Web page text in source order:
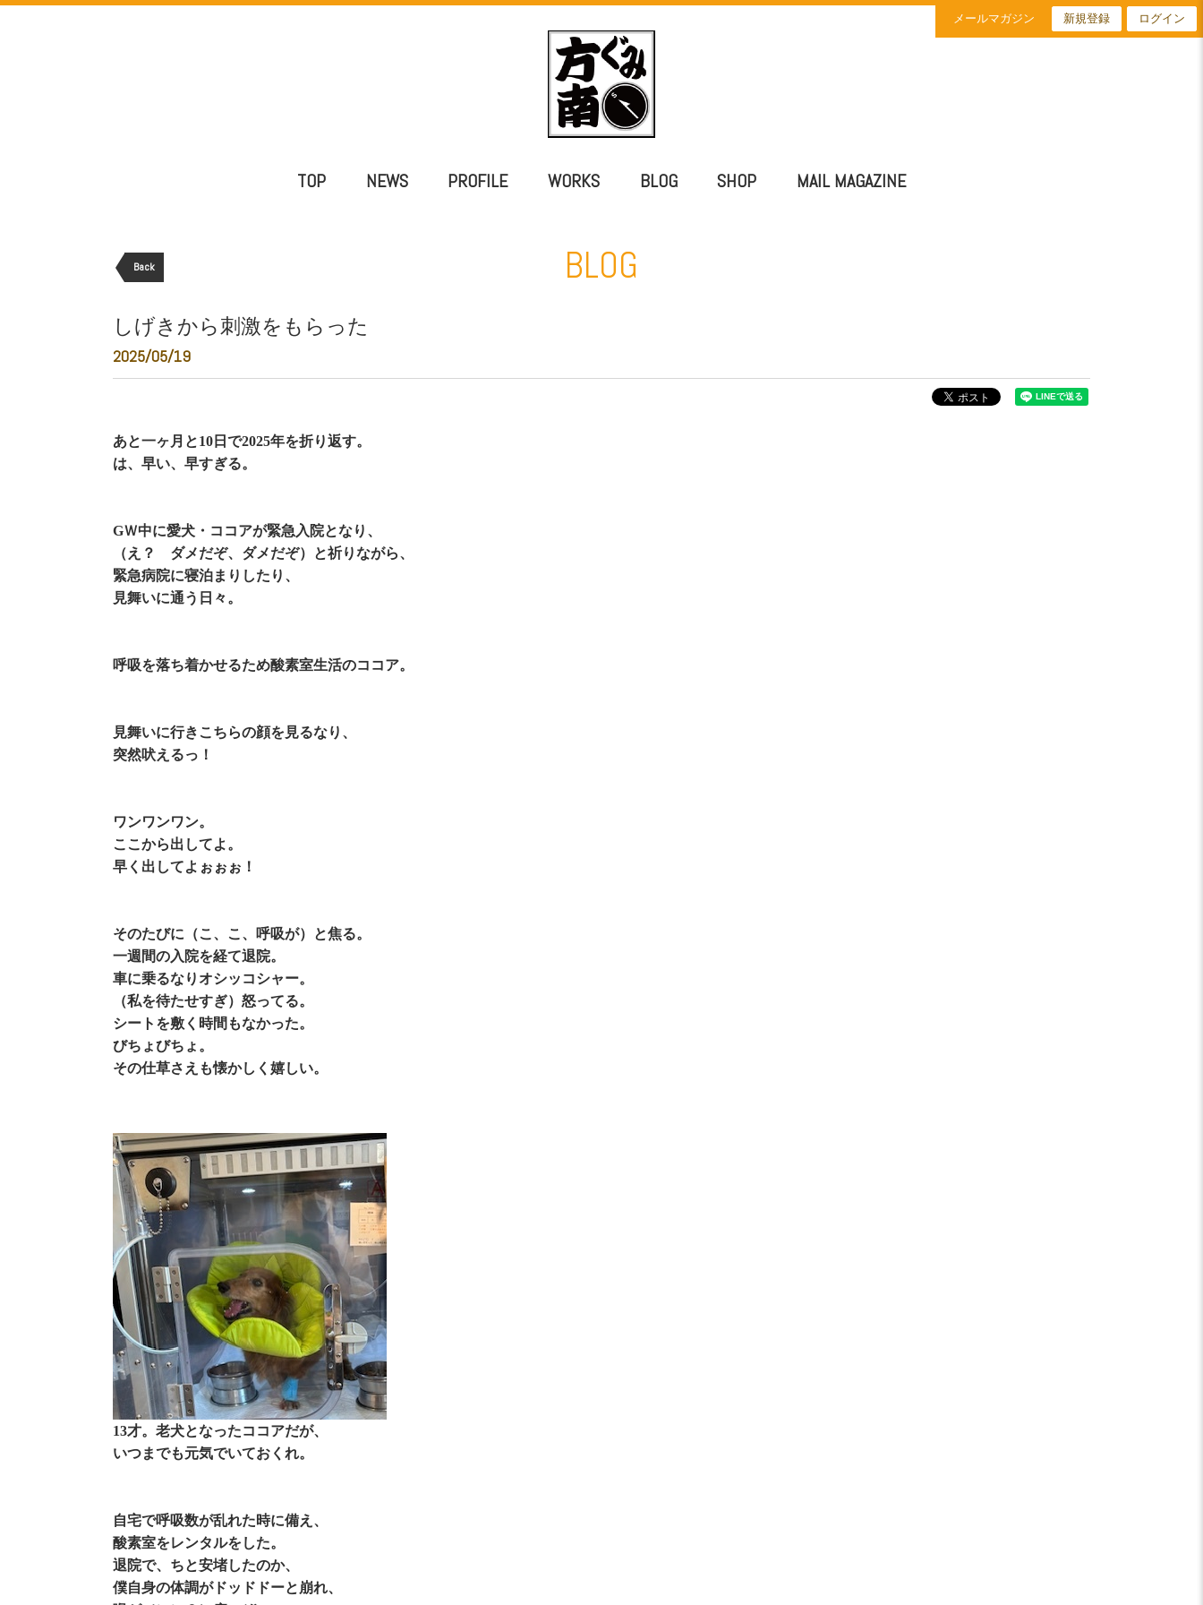
メールマガジン 新規登録 ログイン
TOP NEWS PROFILE WORKS BLOG SHOP MAIL MAGAZINE
BLOG
Back
しげきから刺激をもらった
2025/05/19
あと一ヶ月と10日で2025年を折り返す。
は、早い、早すぎる。
GＷ中に愛犬・ココアが緊急入院となり、
（え？ ダメだぞ、ダメだぞ）と祈りながら、
緊急病院に寝泊まりしたり、
見舞いに通う日々。
呼吸を落ち着かせるため酸素室生活のココア。
見舞いに行きこちらの顔を見るなり、
突然吠えるっ！
ワンワンワン。
ここから出してよ。
早く出してよぉぉぉ！
そのたびに（こ、こ、呼吸が）と焦る。
一週間の入院を経て退院。
車に乗るなりオシッコシャー。
（私を待たせすぎ）怒ってる。
シートを敷く時間もなかった。
びちょびちょ。
その仕草さえも懐かしく嬉しい。
13才。老犬となったココアだが、
いつまでも元気でいておくれ。
自宅で呼吸数が乱れた時に備え、
酸素室をレンタルをした。
退院で、ちと安堵したのか、
僕自身の体調がドッドドーと崩れ、